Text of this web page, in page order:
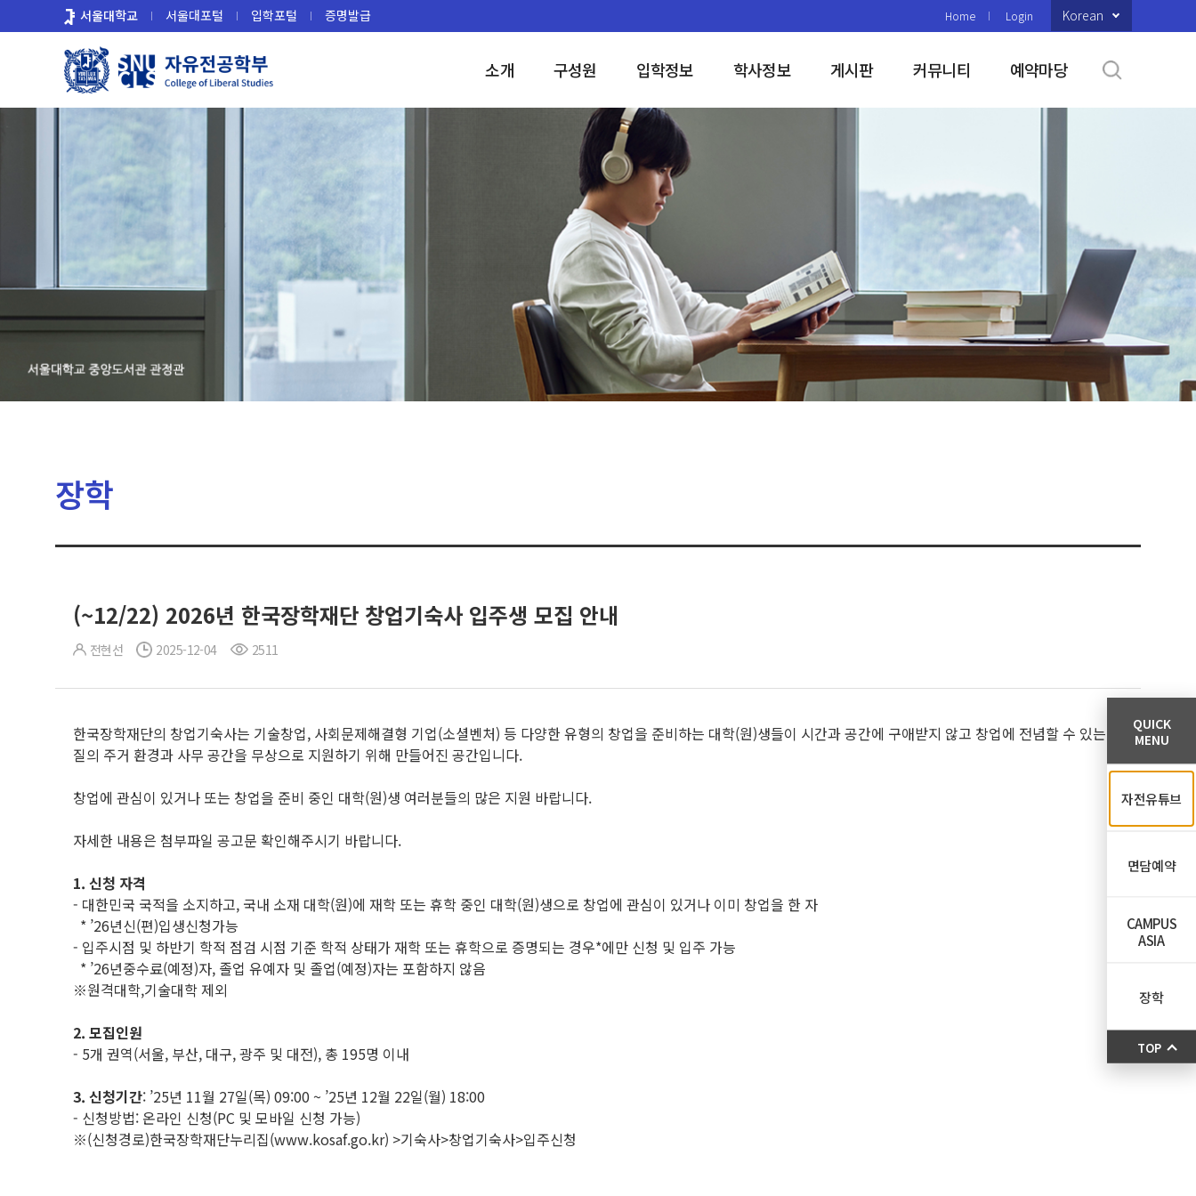
로
서울대학교 서울대포털 입학포털 증명발급 Home Login Korean
소개 구성원 입학정보 학사정보 게시판 커뮤니티 예약마당
장학
(~12/22) 2026년 한국장학재단 창업기숙사 입주생 모집 안내
전현선 2025-12-04 2511
한국장학재단의 창업기숙사는 기술창업, 사회문제해결형 기업(소셜벤처) 등 다양한 유형의 창업을 준비하는 대학(원)생들이 시간과 공간에 구애받지 않고 창업에 전념할 수 있는 양
질의 주거 환경과 사무 공간을 무상으로 지원하기 위해 만들어진 공간입니다.
창업에 관심이 있거나 또는 창업을 준비 중인 대학(원)생 여러분들의 많은 지원 바랍니다.
자세한 내용은 첨부파일 공고문 확인해주시기 바랍니다.
1. 신청 자격
- 대한민국 국적을 소지하고, 국내 소재 대학(원)에 재학 또는 휴학 중인 대학(원)생으로 창업에 관심이 있거나 이미 창업을 한 자
* ’26년신(편)입생신청가능
- 입주시점 및 하반기 학적 점검 시점 기준 학적 상태가 재학 또는 휴학으로 증명되는 경우*에만 신청 및 입주 가능
* ’26년중수료(예정)자, 졸업 유예자 및 졸업(예정)자는 포함하지 않음
※원격대학,기술대학 제외
2. 모집인원
- 5개 권역(서울, 부산, 대구, 광주 및 대전), 총 195명 이내
3. 신청기간: ’25년 11월 27일(목) 09:00 ~ ’25년 12월 22일(월) 18:00
- 신청방법: 온라인 신청(PC 및 모바일 신청 가능)
※(신청경로)한국장학재단누리집(www.kosaf.go.kr) >기숙사>창업기숙사>입주신청
QUICK
MENU
자전유튜브
면담예약
CAMPUS
ASIA
장학
TOP